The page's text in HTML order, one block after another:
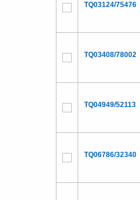
TQ03124/75476
TQ03408/78002
TQ04949/52113
TQ06786/32340